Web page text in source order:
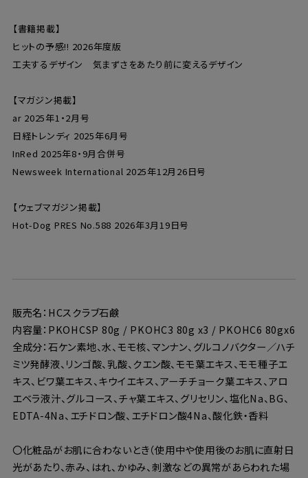
【書籍掲載】
ヒットの予感!! 2026年度版
工夫するデザイン 気まずさをあたり前に変えるデザイン
【マガジン掲載】
ar 2025年1・2月号
日経トレンディ 2025年6月号
InRed 2025年8・9月合併号
Newsweek International 2025年12月26日号
【ウェブマガジン掲載】
Hot-Dog PRES No.588 2026年3月19日号
販売名：HCスクラブ石鹸
内容量：PKOHCSP 80g / PKOHC3 80g x3 / PKOHC6 80gx6
全成分：石ケン素地、水、モモ核、マンナン、グルコノバクター／ハチ
ミツ発酵液、リンゴ酸、乳酸、クエン酸、モモ葉エキス、モモ種子エ
キス、ビワ葉エキス、キウイエキス、アーチチョーク葉エキス、アロ
エベラ液汁、グルコース、チャ葉エキス、グリセリン、塩化Na、BG、
EDTA-4Na、エチドロン酸、エチドロン酸4Na、酸化鉄・香料
〇化粧品がお肌に合わないとき（使用中や使用後のお肌に直射日
光があたり、赤み、はれ、かゆみ、刺激などの異常があらわれた場